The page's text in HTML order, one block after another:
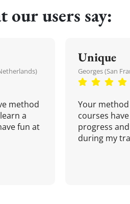
our users say:
method
a
fun at
Unique
Georges (San
Your
courses
progress
during my